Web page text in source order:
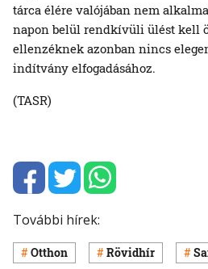
tárca élére valójában nem
napon belül rendkívüli ülést kell
ellenzéknek azonban nincs
indítvány elfogadásához.
(TASR)
További hírek:
Otthon Rövidhír